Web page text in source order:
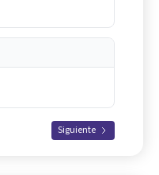
Siguiente